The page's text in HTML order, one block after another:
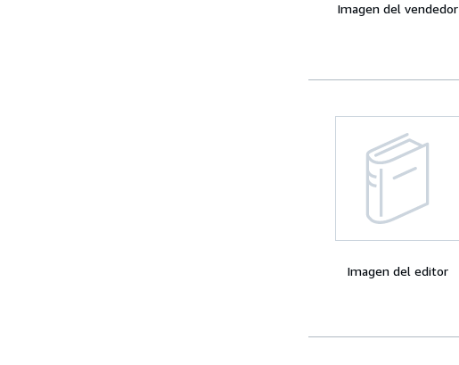
Imagen del vendedor
Imagen del editor